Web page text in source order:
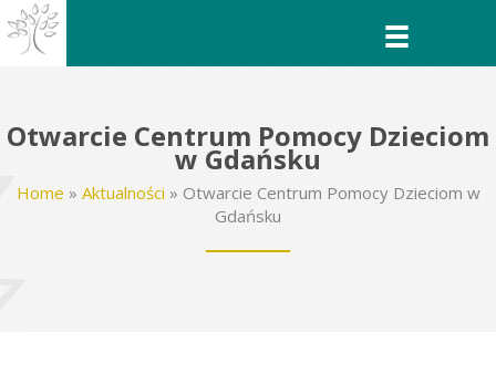
Przejdź
do
treści
Otwarcie Centrum Pomocy Dzieciom
w Gdańsku
Home » Aktualności » Otwarcie Centrum Pomocy Dzieciom w
Gdańsku